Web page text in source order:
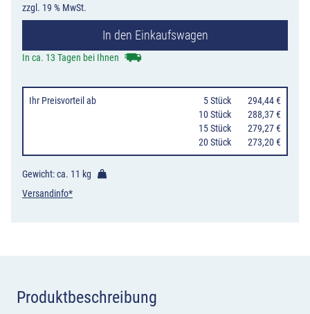
zzgl. 19 % MwSt.
Ausführung,
650/1150
mm
Höhe
Menge
In den Einkaufswagen
In ca. 13 Tagen bei Ihnen
Ihr Preisvorteil ab 5 Stück
294,44 €
10 Stück
288,37 €
15 Stück
279,27 €
20 Stück
273,20 €
Gewicht: ca. 11 kg
Versandinfo*
Produktbeschreibung